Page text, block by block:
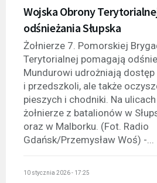
Wojska Obrony
odśnieżania Słupska
Żołnierze 7. Pomorskiej
Terytorialnej pomagają
Mundurowi udrożniają dostęp
i przedszkoli, ale także
pieszych i chodniki. Na
żołnierze z batalionów w
oraz w Malborku. (Fot. Radio
Gdańsk/Przemysław Woś) -...
10 stycznia 2026 - 17:25